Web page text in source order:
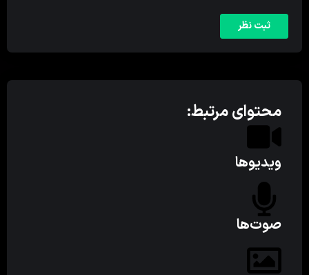
محتوای مرتبط:
ویدیوها
صوت‌ها